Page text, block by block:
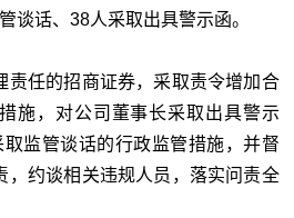
谈话、38人采取出具警示函。
责任的招商证券，采取责令增加合
施，对公司董事长采取出具警示
监管谈话的行政监管措施，并督
，约谈相关违规人员，落实问责全